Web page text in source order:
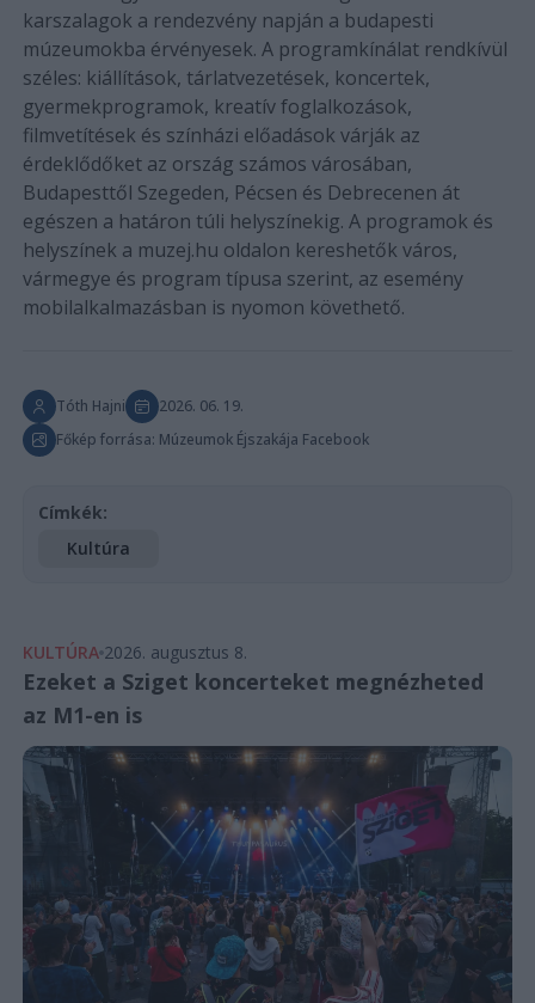
karszalagok a rendezvény napján a budapesti
múzeumokba érvényesek. A programkínálat rendkívül
széles: kiállítások, tárlatvezetések, koncertek,
gyermekprogramok, kreatív foglalkozások,
filmvetítések és színházi előadások várják az
érdeklődőket az ország számos városában,
Budapesttől Szegeden, Pécsen és Debrecenen át
egészen a határon túli helyszínekig. A programok és
helyszínek a muzej.hu oldalon kereshetők város,
vármegye és program típusa szerint, az esemény
mobilalkalmazásban is nyomon követhető.
Tóth Hajni
2026. 06. 19.
Főkép forrása: Múzeumok Éjszakája Facebook
Címkék:
Kultúra
KULTÚRA 2026. augusztus 8.
Ezeket a Sziget koncerteket megnézheted
az M1-en is